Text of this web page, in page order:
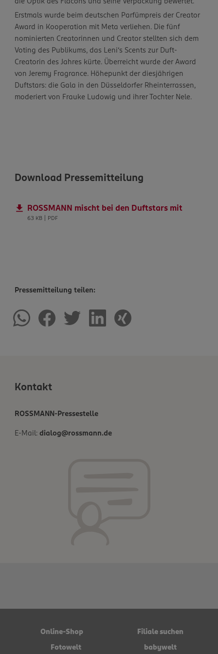
Erstmals wurde beim deutschen Parfümpreis der Creator
Award in Kooperation mit Meta verliehen. Die fünf
nominierten Creatorinnen und Creator stellten sich dem
Voting des Publikums, das Leni‘s Scents zur Duft-
Creatorin des Jahres kürte. Überreicht wurde der Award
von Jeremy Fragrance. Höhepunkt der diesjährigen
Duftstars: die Gala in den Düsseldorfer Rheinterrassen,
moderiert von Frauke Ludowig und ihrer Tochter Nele.
Download Pressemitteilung
ROSSMANN mischt bei den Duftstars mit
63 KB | PDF
Pressemitteilung teilen:
Kontakt
ROSSMANN-Pressestelle
E-Mail: dialog@rossmann.de
Online-Shop
Filiale suchen
Fotowelt
babywelt